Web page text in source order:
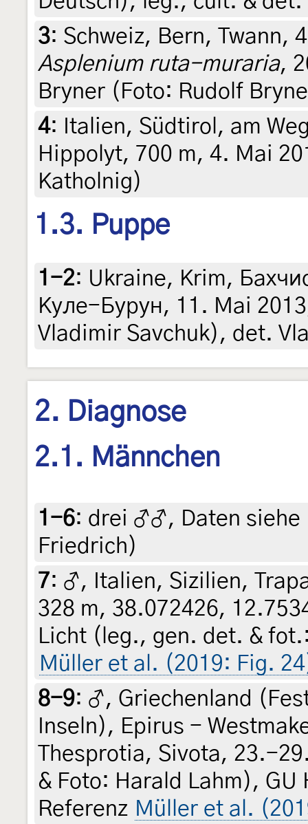
3: Schweiz, Bern, Twann,
Asplenium ruta-muraria,
Bryner (Foto: Rudolf
4:
Italien, Südtirol, am
Hippolyt, 700 m, 4. Mai
Katholnig)
1.3. Puppe
1-2: Ukraine, Krim,
Куле-Бурун, 11. Mai
Vladimir Savchuk), det.
2. Diagnose
2.1. Männchen
1-6: drei ♂♂, Daten siehe
Friedrich)
7: ♂, Italien, Sizilien,
328 m, 38.072426,
Licht (leg., gen. det. &
Müller et al. (2019: Fig.
8-9: ♂, Griechenland
Inseln), Epirus -
Thesprotia, Sivota, 23.-
& Foto: Harald Lahm), GU
Referenz Müller et al.